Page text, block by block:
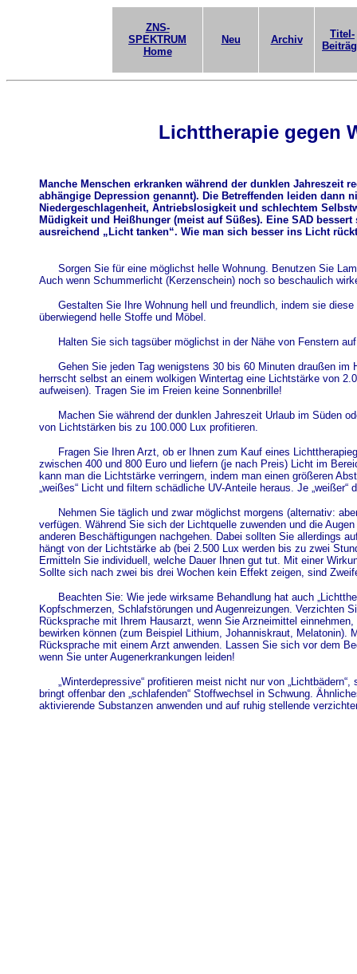
ZNS-
SPEKTRUM
Home
Neu Archiv
Titel-
Lichttherapie gegen
Manche Menschen erkranken während der dunklen Jahreszeit
abhängige Depression genannt). Die Betreffenden leiden dann
Niedergeschlagenheit, Antriebslosigkeit und schlechtem
Müdigkeit und Heißhunger (meist auf Süßes). Eine SAD
ausreichend „Licht tanken“. Wie man sich besser ins Licht
Sorgen Sie für eine möglichst helle Wohnung. Benutzen Sie
Auch wenn Schummerlicht (Kerzenschein) noch so beschaulich
Gestalten Sie Ihre Wohnung hell und freundlich, indem sie
überwiegend helle Stoffe und Möbel.
Halten Sie sich tagsüber möglichst in der Nähe von Fenstern
Gehen Sie jeden Tag wenigstens 30 bis 60 Minuten draußen
herrscht selbst an einem wolkigen Wintertag eine Lichtstärke von
aufweisen). Tragen Sie im Freien keine Sonnenbrille!
Machen Sie während der dunklen Jahreszeit Urlaub im Süden
von Lichtstärken bis zu 100.000 Lux profitieren.
Fragen Sie Ihren Arzt, ob er Ihnen zum Kauf eines
zwischen 400 und 800 Euro und liefern (je nach Preis) Licht im
kann man die Lichtstärke verringern, indem man einen größeren
„weißes“ Licht und filtern schädliche UV-Anteile heraus. Je
Nehmen Sie täglich und zwar möglichst morgens (alternativ:
verfügen. Während Sie sich der Lichtquelle zuwenden und die
anderen Beschäftigungen nachgehen. Dabei sollten Sie allerdings
hängt von der Lichtstärke ab (bei 2.500 Lux werden bis zu zwei
Ermitteln Sie individuell, welche Dauer Ihnen gut tut. Mit einer
Sollte sich nach zwei bis drei Wochen kein Effekt zeigen, sind
Beachten Sie: Wie jede wirksame Behandlung hat auch
Kopfschmerzen, Schlafstörungen und Augenreizungen. Verzichten
Rücksprache mit Ihrem Hausarzt, wenn Sie Arzneimittel
bewirken können (zum Beispiel Lithium, Johanniskraut, Melatonin).
Rücksprache mit einem Arzt anwenden. Lassen Sie sich vor dem
wenn Sie unter Augenerkrankungen leiden!
„Winterdepressive“ profitieren meist nicht nur von
bringt offenbar den „schlafenden“ Stoffwechsel in Schwung.
aktivierende Substanzen anwenden und auf ruhig stellende